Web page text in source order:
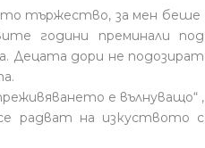
тържество, за мен беше
години преминали под
Децата дори не подозират
е вълнуващо“ ,
радват на изкуството с